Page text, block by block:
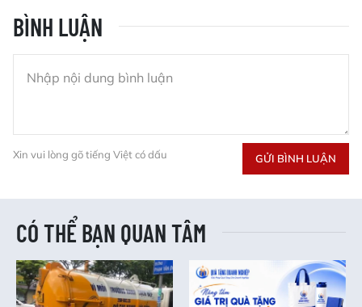
BÌNH LUẬN
Xin vui lòng gõ tiếng Việt có dấu GỬI BÌNH LUẬN
CÓ THỂ BẠN QUAN TÂM